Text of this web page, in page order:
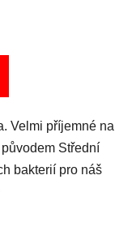
Velmi příjemné na
Střední
bakterií pro náš